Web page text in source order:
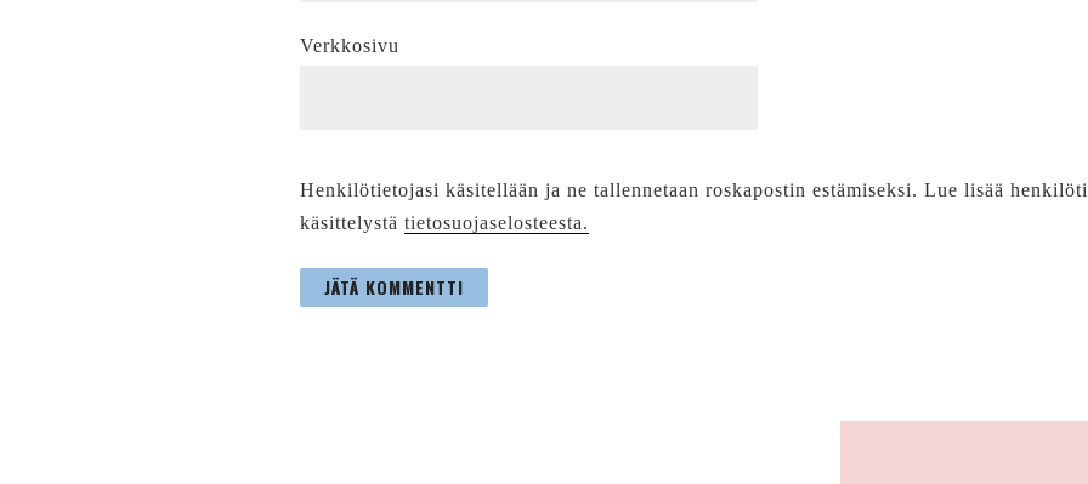
Verkkosivu
Henkilötietojasi käsitellään ja ne tallennetaan roskapostin estämiseksi. Lue lisää
käsittelystä tietosuojaselosteesta.